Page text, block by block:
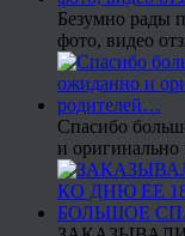
Безумно рады
фото, видео
Спасибо
и